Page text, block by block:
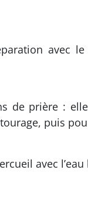
avec
de prière :
puis
avec